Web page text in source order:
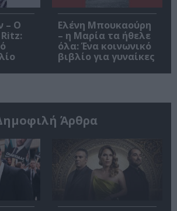
– Ο
Ελένη Μπουκαούρη
– η Μαρία τα ήθελε
όλα: Ένα κοινωνικό
βιβλίο για γυναίκες
Άρθρα